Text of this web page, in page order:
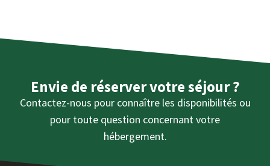
Envie de réserver votre séjour ?
Contactez-nous pour connaître les disponibilités ou
pour toute question concernant votre
hébergement.